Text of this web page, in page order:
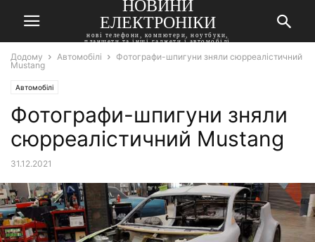
НОВИНИ
ЕЛЕКТРОНІКИ
нові телефони, компютери, ноутбуки,
планшети та інші гаджети і автомобілі
Додому Автомобілі
Фотографи-шпигуни зняли сюрреалістичний
Mustang
Автомобілі
Фотографи-шпигуни зняли
сюрреалістичний Mustang
31.12.2021